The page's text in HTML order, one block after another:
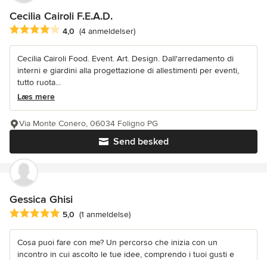
Cecilia Cairoli F.E.A.D.
Gennemsnitlig bedømmelse: 4 ud af 5 stjerner
4,0 (4 anmeldelser)
Cecilia Cairoli Food. Event. Art. Design. Dall'arredamento di
interni e giardini alla progettazione di allestimenti per eventi,
tutto ruota...
Læs mere
Send besked
Via Monte Conero, 06034 Foligno PG
Gessica Ghisi
Gennemsnitlig bedømmelse: 5 ud af 5 stjerner
5,0 (1 anmeldelse)
Cosa puoi fare con me? Un percorso che inizia con un
incontro in cui ascolto le tue idee, comprendo i tuoi gusti e